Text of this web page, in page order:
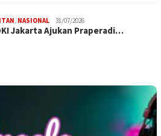
, NASIONAL 31/07/2026
Jakarta Ajukan Praperadi…